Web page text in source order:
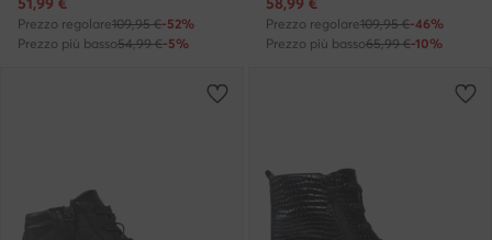
Prezzo regolare109,95 €-52%
Prezzo più basso54,99 €-5%
Prezzo regolare109,95 €-46%
Prezzo più basso65,99 €-10%